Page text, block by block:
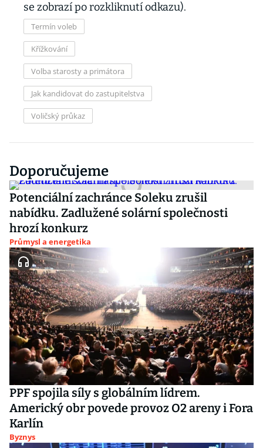
se zobrazí po rozkliknutí odkazu).
Termín voleb
Křížkování
Volba starosty a primátora
Jak kandidovat do zastupitelstva
Voličský průkaz
Doporučujeme
Potenciální zachránce Soleku zrušil
nabídku. Zadlužené solární společnosti
hrozí konkurz
Průmysl a energetika
PPF spojila síly s globálním lídrem.
Americký obr povede provoz O2 areny i Fora
Karlín
Byznys